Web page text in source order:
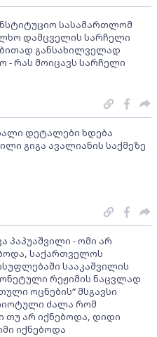
სასამართლომ
დამცველის სარჩელი
განსახილველად
- რას მოიცავს სარჩელი
დეტალები ხდება
გიგა ავალიანის საქმეზე
პაპუაშვილი - ომი არ
საქართველოს
სააკაშვილის
რეჟიმის ნაცვლად
ოცნების“ მსგავსი
ძალა რომ
თუ არ იქნებოდა, დიდი
იქნებოდა